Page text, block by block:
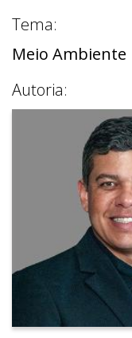
Tema:
Meio Ambiente
Autoria: